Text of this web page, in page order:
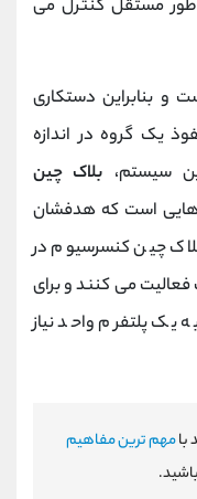
مستقل کنترل می
و بنابراین دستکاری
یک گروه در اندازه
سیستم، بلاک چین
هایی است که هدفشان
چین کنسرسیوم در
می کنند و برای
یک پلتفرم واحد نیاز
بامهم ترین مفاهیم